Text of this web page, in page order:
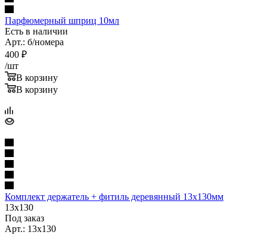
Парфюмерный шприц 10мл
Есть в наличии
Арт.: б/номера
400 ₽
/шт
В корзину
В корзину
Комплект держатель + фитиль деревянный 13х130мм
13x130
Под заказ
Арт.: 13x130